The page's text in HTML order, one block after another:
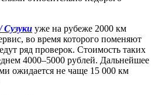
Сузуки уже на рубеже 2000 км
во время которого поменяют
ряд проверок. Стоимость таких
4000–5000 рублей. Дальнейшее
ожидается не чаще 15 000 км